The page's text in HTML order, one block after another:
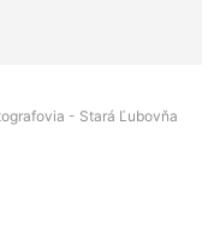
- Stará Ľubovňa